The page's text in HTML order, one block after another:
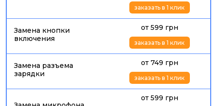
заказать в 1 клик
Замена кнопки
включения
от 599 грн
заказать в 1 клик
Замена разъема
зарядки
от 749 грн
заказать в 1 клик
от 599 грн